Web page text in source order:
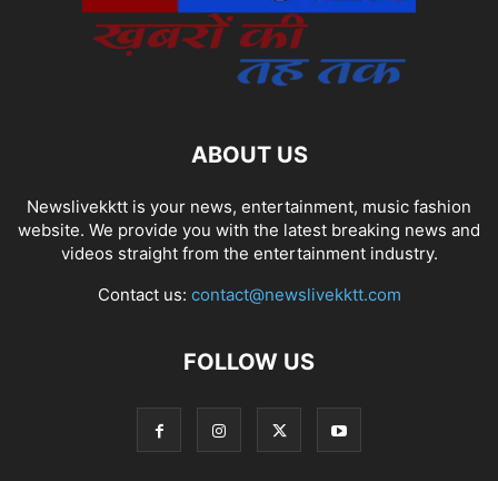
ABOUT US
Newslivekktt is your news, entertainment, music fashion
website. We provide you with the latest breaking news and
videos straight from the entertainment industry.
Contact us: contact@newslivekktt.com
FOLLOW US